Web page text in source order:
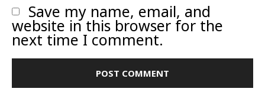
Save my name, email, and
website in this browser for the
next time I comment.